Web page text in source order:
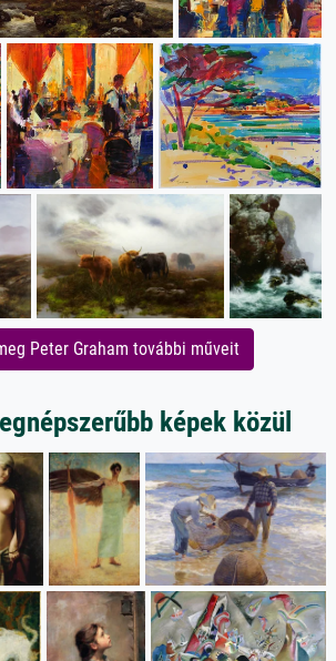
Peter Graham további műveit
képek közül